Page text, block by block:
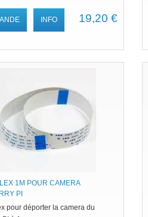
19,20 €
INFO
1M POUR CAMERA
PI
pour déporter la camera du